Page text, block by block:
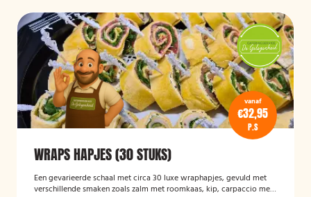
vanaf
€32,95
P.S
WRAPS HAPJES (30 STUKS)
Een gevarieerde schaal met circa 30 luxe wraphapjes, gevuld met
verschillende smaken zoals zalm met roomkaas, kip, carpaccio met